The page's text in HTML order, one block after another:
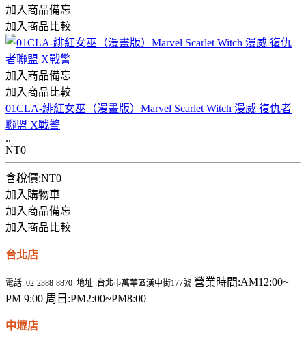
加入商品備忘
加入商品比較
加入商品備忘
加入商品比較
01CLA-緋紅女巫（漫畫版）Marvel Scarlet Witch 漫威 復仇者
聯盟 X戰警
..
NT0
含稅價:NT0
加入購物車
加入商品備忘
加入商品比較
台北店
電話: 02-2388-8870 地址 :台北市萬華區漢中街177號 營業時間:AM12:00~
PM 9:00 周日:PM2:00~PM8:00
中壢店